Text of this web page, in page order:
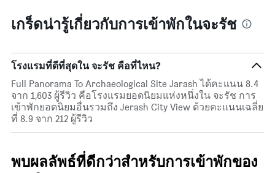
เกร็ดน่ารู้เกี่ยวกับการเข้าพักในจะรัช
โรงแรมที่ดีที่สุดใน จะรัช คือที่ไหน?
Full Panorama To Archaeological Site Jarash ได้คะแนน 8.4
จาก 1,603 ผู้รีวิว คือโรงแรมยอดนิยมแห่งหนึ่งใน จะรัช การ
เข้าพักยอดนิยมอื่นรวมถึง Jerash City View ด้วยคะแนนเฉลี่ย
ที่ 8.9 จาก 212 ผู้รีวิว
พบผลลัพธ์ที่ดีกว่าสำหรับการเข้าพักของ